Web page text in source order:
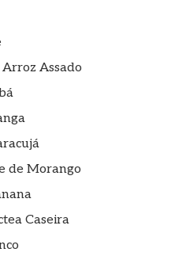
Assado
de Morango
Caseira